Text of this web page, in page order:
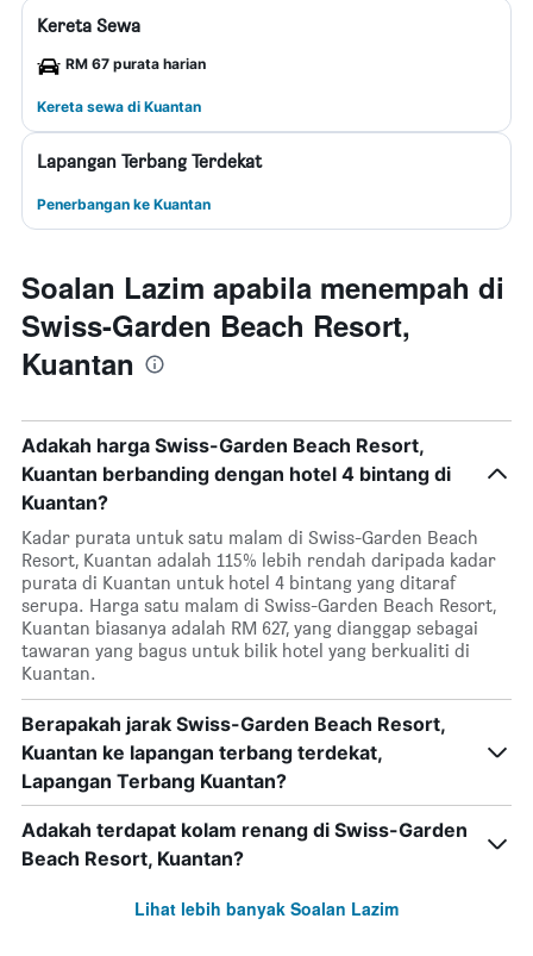
Kereta Sewa
RM 67 purata harian
Kereta sewa di Kuantan
Lapangan Terbang Terdekat
Penerbangan ke Kuantan
Soalan Lazim apabila menempah di
Swiss-Garden Beach Resort,
Kuantan
Adakah harga Swiss-Garden Beach Resort,
Kuantan berbanding dengan hotel 4 bintang di
Kuantan?
Kadar purata untuk satu malam di Swiss-Garden Beach
Resort, Kuantan adalah 115% lebih rendah daripada kadar
purata di Kuantan untuk hotel 4 bintang yang ditaraf
serupa. Harga satu malam di Swiss-Garden Beach Resort,
Kuantan biasanya adalah RM 627, yang dianggap sebagai
tawaran yang bagus untuk bilik hotel yang berkualiti di
Kuantan.
Berapakah jarak Swiss-Garden Beach Resort,
Kuantan ke lapangan terbang terdekat,
Lapangan Terbang Kuantan?
Adakah terdapat kolam renang di Swiss-Garden
Beach Resort, Kuantan?
Lihat lebih banyak Soalan Lazim